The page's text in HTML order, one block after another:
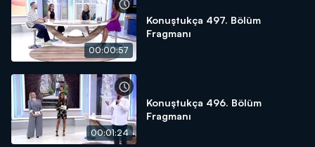
00:00:57
Konuştukça 497. Bölüm
Fragmanı
00:01:24
Konuştukça 496. Bölüm
Fragmanı